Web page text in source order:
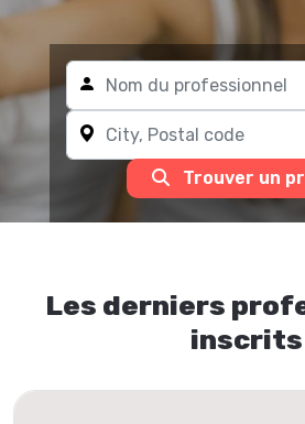
Trouver un
Les derniers
inscrits